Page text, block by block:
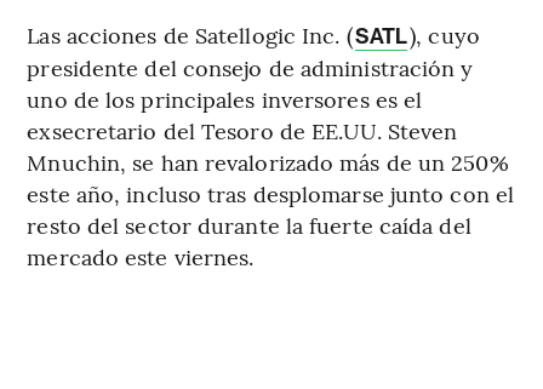
Las acciones de Satellogic Inc. (SATL), cuyo
presidente del consejo de administración y
uno de los principales inversores es el
exsecretario del Tesoro de EE.UU. Steven
Mnuchin, se han revalorizado más de un 250%
este año, incluso tras desplomarse junto con el
resto del sector durante la fuerte caída del
mercado este viernes.